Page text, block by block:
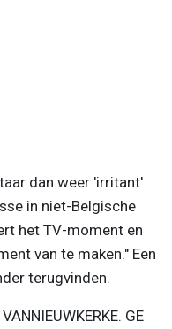
dan weer 'irritant'
in niet-Belgische
het TV-moment en
van te maken." Een
terugvinden.
GE